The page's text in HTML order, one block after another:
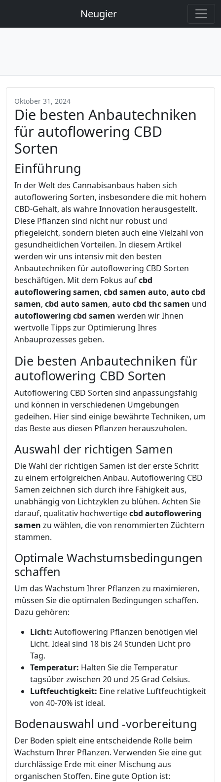
Neugier
Oktober 31, 2024
Die besten Anbautechniken
für autoflowering CBD
Sorten
Einführung
In der Welt des Cannabisanbaus haben sich
autoflowering Sorten, insbesondere die mit hohem
CBD-Gehalt, als wahre Innovation herausgestellt.
Diese Pflanzen sind nicht nur robust und
pflegeleicht, sondern bieten auch eine Vielzahl von
gesundheitlichen Vorteilen. In diesem Artikel
werden wir uns intensiv mit den besten
Anbautechniken für autoflowering CBD Sorten
beschäftigen. Mit dem Fokus aufcbd
autoflowering samen, cbd samen auto, auto cbd
samen, cbd auto samen, auto cbd thc samen und
autoflowering cbd samen werden wir Ihnen
wertvolle Tipps zur Optimierung Ihres
Anbauprozesses geben.
Die besten Anbautechniken für
autoflowering CBD Sorten
Autoflowering CBD Sorten sind anpassungsfähig
und können in verschiedenen Umgebungen
gedeihen. Hier sind einige bewährte Techniken, um
das Beste aus diesen Pflanzen herauszuholen.
Auswahl der richtigen Samen
Die Wahl der richtigen Samen ist der erste Schritt
zu einem erfolgreichen Anbau. Autoflowering CBD
Samen zeichnen sich durch ihre Fähigkeit aus,
unabhängig von Lichtzyklen zu blühen. Achten Sie
darauf, qualitativ hochwertigecbd autoflowering
samen zu wählen, die von renommierten Züchtern
stammen.
Optimale Wachstumsbedingungen
schaffen
Um das Wachstum Ihrer Pflanzen zu maximieren,
müssen Sie die optimalen Bedingungen schaffen.
Dazu gehören:
Licht: Autoflowering Pflanzen benötigen viel
Licht. Ideal sind 18 bis 24 Stunden Licht pro
Tag.
Temperatur: Halten Sie die Temperatur
tagsüber zwischen 20 und 25 Grad Celsius.
Luftfeuchtigkeit: Eine relative Luftfeuchtigkeit
von 40-70% ist ideal.
Bodenauswahl und -vorbereitung
Der Boden spielt eine entscheidende Rolle beim
Wachstum Ihrer Pflanzen. Verwenden Sie eine gut
durchlässige Erde mit einer Mischung aus
organischen Stoffen. Eine gute Option ist: